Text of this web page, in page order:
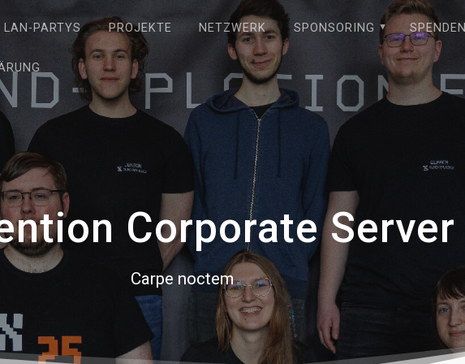
LAN-PARTYS PROJEKTE NETZWERK SPONSORING SPENDEN
Corporate Server
Carpe noctem